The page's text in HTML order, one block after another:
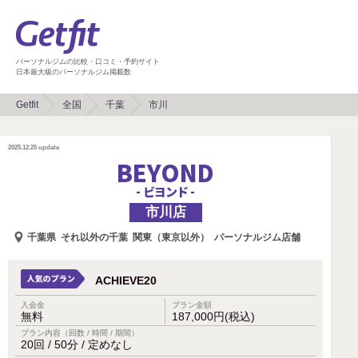
パーソナルジムの比較・口コミ・予約サイト
日本最大級のパーソナルジム掲載数
Getfit 全国 千葉 市川
2025.12.25 update
BEYOND
- ビヨンド -
市川店
千葉県 それ以外の千葉 関東（東京以外） パーソナルジム店舗
ACHIEVE20
入会金
無料
プラン金額
187,000円(税込)
プラン内容（回数 / 時間 / 期間）
20回 / 50分 / 定めなし